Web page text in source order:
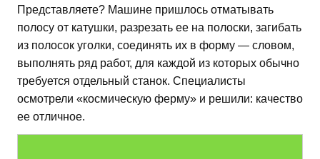
Представляете? Машине пришлось отматывать
полосу от катушки, разрезать ее на полоски, загибать
из полосок уголки, соединять их в форму — словом,
выполнять ряд работ, для каждой из которых обычно
требуется отдельный станок. Специалисты
осмотрели «космическую ферму» и решили: качество
ее отличное.